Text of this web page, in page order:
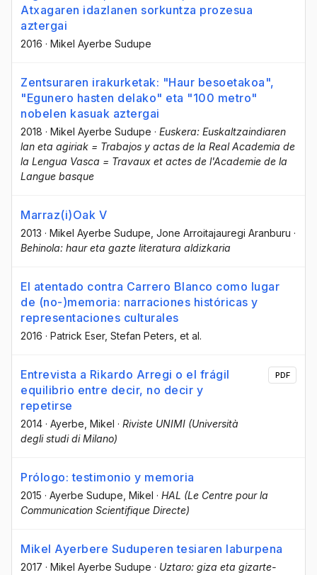
Atxagaren idazlanen sorkuntza prozesua
aztergai
2016 · Mikel Ayerbe Sudupe
Zentsuraren irakurketak: "Haur besoetakoa",
"Egunero hasten delako" eta "100 metro"
nobelen kasuak aztergai
2018 · Mikel Ayerbe Sudupe · Euskera: Euskaltzaindiaren
lan eta agiriak = Trabajos y actas de la Real Academia de
la Lengua Vasca = Travaux et actes de l'Academie de la
Langue basque
Marraz(i)Oak V
2013 · Mikel Ayerbe Sudupe , Jone Arroitajauregi Aranburu ·
Behinola: haur eta gazte literatura aldizkaria
El atentado contra Carrero Blanco como lugar
de (no-)memoria: narraciones históricas y
representaciones culturales
2016 · Patrick Eser, Stefan Peters , et al.
Entrevista a Rikardo Arregi o el frágil
equilibrio entre decir, no decir y
repetirse
2014 · Ayerbe, Mikel · Riviste UNIMI (Università
degli studi di Milano)
PDF
Prólogo: testimonio y memoria
2015 · Ayerbe Sudupe, Mikel · HAL (Le Centre pour la
Communication Scientifique Directe)
Mikel Ayerbere Suduperen tesiaren laburpena
2017 · Mikel Ayerbe Sudupe · Uztaro: giza eta gizarte-